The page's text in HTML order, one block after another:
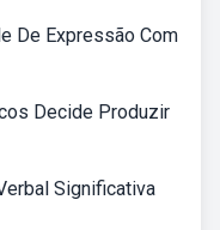
De Expressão Com
Decide Produzir
Significativa